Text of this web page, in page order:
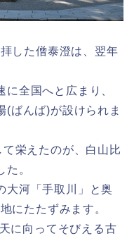
した僧泰澄は、翌年
全国へと広まり、
(ばんば)が設けられま
栄えたのが、白山比
。
大河「手取川」と奥
にたたずみます。
に向ってそびえる古